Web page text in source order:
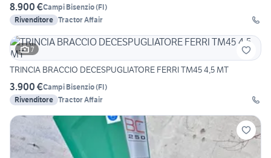
8.900 €Campi Bisenzio(FI)
Rivenditore Tractor Affair
7
TRINCIA BRACCIO DECESPUGLIATORE FERRI TM45 4,5 MT
3.900 €Campi Bisenzio(FI)
Rivenditore Tractor Affair